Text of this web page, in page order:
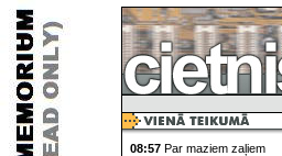
08:57 Par maziem zaļiem